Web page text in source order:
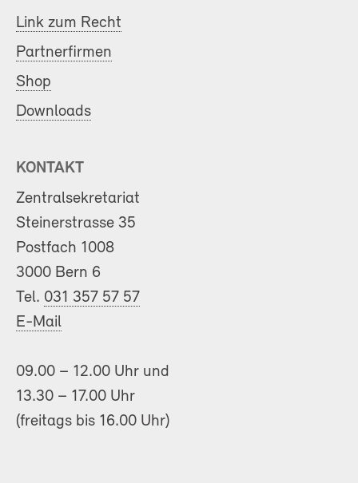
Link zum Recht
Partnerfirmen
Shop
Downloads
KONTAKT
Zentralsekretariat
Steinerstrasse 35
Postfach 1008
3000 Bern 6
Tel. 031 357 57 57
E-Mail
09.00 – 12.00 Uhr und
13.30 – 17.00 Uhr
(freitags bis 16.00 Uhr)